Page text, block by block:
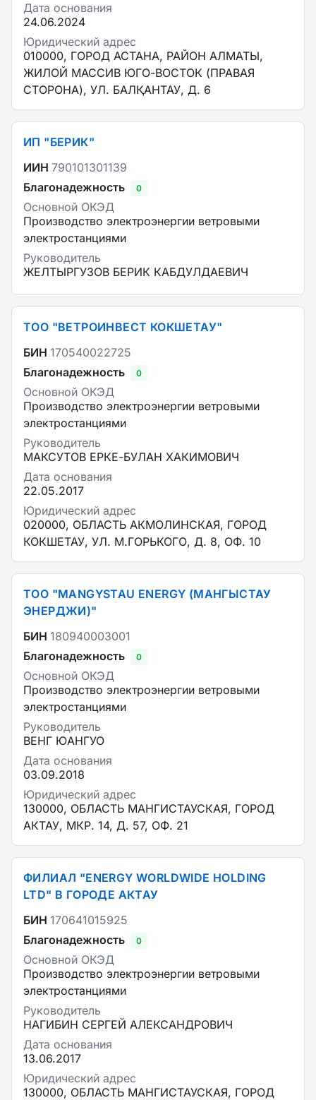
Дата основания
24.06.2024
Юридический адрес
010000, ГОРОД АСТАНА, РАЙОН АЛМАТЫ,
ЖИЛОЙ МАССИВ ЮГО-ВОСТОК (ПРАВАЯ
СТОРОНА), УЛ. БАЛҚАНТАУ, Д. 6
ИП "БЕРИК"
ИИН 790101301139
Благонадежность
0
Основной ОКЭД
Производство электроэнергии ветровыми
электростанциями
Руководитель
ЖЕЛТЫРГУЗОВ БЕРИК КАБДУЛДАЕВИЧ
ТОО "ВЕТРОИНВЕСТ КОКШЕТАУ"
БИН 170540022725
Благонадежность
0
Основной ОКЭД
Производство электроэнергии ветровыми
электростанциями
Руководитель
МАКСУТОВ ЕРКЕ-БУЛАН ХАКИМОВИЧ
Дата основания
22.05.2017
Юридический адрес
020000, ОБЛАСТЬ АКМОЛИНСКАЯ, ГОРОД
КОКШЕТАУ, УЛ. М.ГОРЬКОГО, Д. 8, ОФ. 10
ТОО "MANGYSTAU ENERGY (МАНГЫСТАУ
ЭНЕРДЖИ)"
БИН 180940003001
Благонадежность
0
Основной ОКЭД
Производство электроэнергии ветровыми
электростанциями
Руководитель
ВЕНГ ЮАНГУО
Дата основания
03.09.2018
Юридический адрес
130000, ОБЛАСТЬ МАНГИСТАУСКАЯ, ГОРОД
АКТАУ, МКР. 14, Д. 57, ОФ. 21
ФИЛИАЛ "ENERGY WORLDWIDE HOLDING
LTD" В ГОРОДЕ АКТАУ
БИН 170641015925
Благонадежность
0
Основной ОКЭД
Производство электроэнергии ветровыми
электростанциями
Руководитель
НАГИБИН СЕРГЕЙ АЛЕКСАНДРОВИЧ
Дата основания
13.06.2017
Юридический адрес
130000, ОБЛАСТЬ МАНГИСТАУСКАЯ, ГОРОД